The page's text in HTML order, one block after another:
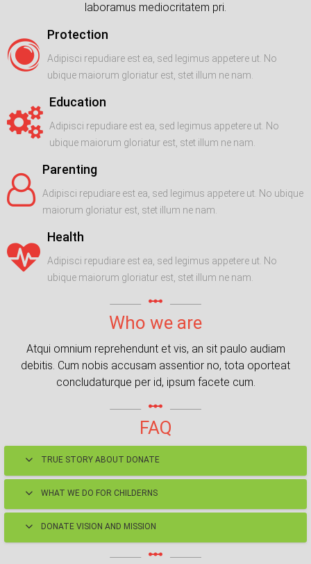
laboramus mediocritatem pri.
Protection
Adipisci repudiare est ea, sed legimus appetere ut. No
ubique maiorum gloriatur est, stet illum ne nam.
Education
Adipisci repudiare est ea, sed legimus appetere ut. No
ubique maiorum gloriatur est, stet illum ne nam.
Parenting
Adipisci repudiare est ea, sed legimus appetere ut. No ubique
maiorum gloriatur est, stet illum ne nam.
Health
Adipisci repudiare est ea, sed legimus appetere ut. No
ubique maiorum gloriatur est, stet illum ne nam.
linear_scale
Who we are
Atqui omnium reprehendunt et vis, an sit paulo audiam
debitis. Cum nobis accusam assentior no, tota oporteat
concludaturque per id, ipsum facete cum.
linear_scale
FAQ
TRUE STORY ABOUT DONATE
WHAT WE DO FOR CHILDERNS
DONATE VISION AND MISSION
linear_scale